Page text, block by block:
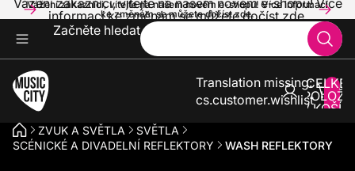
Vážení zákazníci, vítejte na našem novém e-shopu! Více informací
ke změnám se můžete dočíst zde.
Vážení zákazníci, vítejte na našem novém e-shopu! Více
informací ke změnám se můžete dočíst zde.
Začněte hledat
Translation missing:
cs.customer.wishlist
V
ZVUK A SVĚTLA
SVĚTLA
SCÉNICKÉ A DIVADELNÍ REFLEKTORY
WASH REFLEKTORY